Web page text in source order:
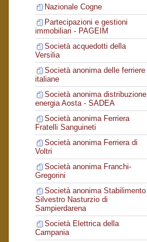
Nazionale Cogne
Partecipazioni e gestioni
immobiliari - PAGEIM
Società acquedotti della
Versilia
Società anonima delle ferriere
italiane
Società anonima distribuzione
energia Aosta - SADEA
Società anonima Ferriera
Fratelli Sanguineti
Società anonima Ferriera di
Voltri
Società anonima Franchi-
Gregorini
Società anonima Stabilimento
Silvestro Nasturzio di
Sampierdarena
Società Elettrica della
Campania